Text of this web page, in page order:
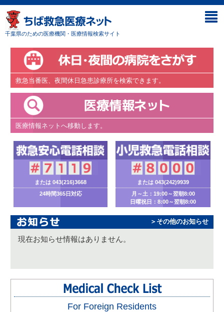
千葉県のための医療機関・医療情報検索サイト
救急当番医、夜間休日急患診療所を検索できます。
医療情報ネットへ移動します。
または 043(216)3668
24時間365日対応
または 043(242)9939
月～土：19:00～翌朝8:00
日曜祝日：8:00～翌朝8:00
＞その他のお知らせ
現在お知らせ情報はありません。
For Foreign Residents